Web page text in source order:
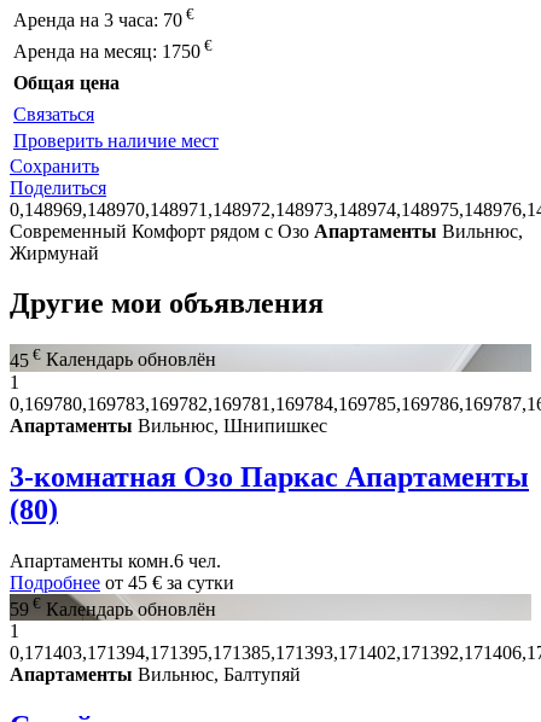
Аренда на 3 часа: 70 €
Аренда на месяц: 1750 €
Общая цена
Связаться
Проверить наличие мест
Сохранить
Поделиться
Современный Комфорт рядом с Озo Апартаменты Вильнюс,
Жирмунай
Другие мои объявления
45 € Календарь обновлён
1
Апартаменты Вильнюс, Шнипишкес
3-комнатная Озо Паркас Апартаменты
(80)
Апартаменты комн.6 чел.
Подробнее от 45 € за сутки
59 € Календарь обновлён
1
Апартаменты Вильнюс, Балтупяй